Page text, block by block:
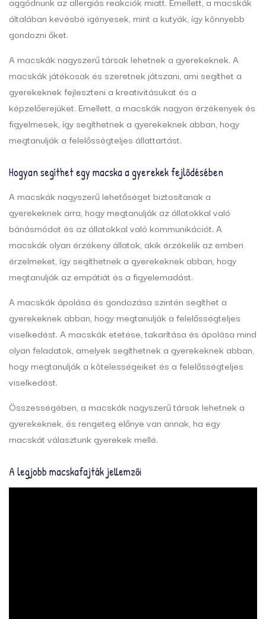
általában kevésbé igényesek, mint a kutyák, így könnyebb
gondozni őket.
A macskák nagyszerű társak lehetnek a gyerekeknek. A
macskák játékosak és szeretnek játszani, ami segíthet a
gyerekeknek fejleszteni a kreativitásukat és a
képzelőerejüket. Emellett, a macskák nagyon érzékenyek és
figyelmesek, így segíthetnek a gyerekeknek abban, hogy
megtanulják a felelősségteljes állattartást.
Hogyan segíthet egy macska a gyerekek fejlődésében
A macskák nagyszerű lehetőséget biztosítanak a
gyerekeknek arra, hogy megtanulják az állatokkal való
bánásmódot és az állatokkal való kommunikációt. A
macskák olyan érzékeny állatok, akik érzékelik az emberi
érzelmeket, így segíthetnek a gyerekeknek abban, hogy
megtanulják az empátiát és a figyelemadást.
A macskák ápolása és gondozása szintén segíthet a
gyerekeknek abban, hogy megtanulják a felelősségteljes
viselkedést. A macskák etetése, takarítása és ápolása mind
olyan feladatok, amelyek segíthetnek a gyerekeknek abban,
hogy megtanulják a kötelességeiket és a felelősségteljes
viselkedést.
Összességében, a macskák nagyszerű társak lehetnek a
gyerekeknek, és rengeteg előnye van annak, ha egy
macskát választunk gyerekek mellé.
A legjobb macskafajták jellemzői